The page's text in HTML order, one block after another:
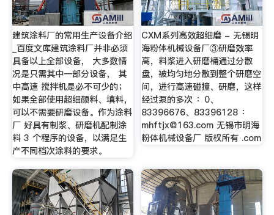
建筑涂料厂的常用生产设备介绍
_百度文库建筑涂料厂并非必须
具备以上全部设备， 大多数情
况是只需其中一部分设备， 其
中高速 搅拌机是必不可少的；
如果全部使用超细颜料、填料，
可以不需要研磨设备。作为涂料
厂 好具有制浆、研磨机配制涂
料 3 个程序的设备，以满足生
产不同档次涂料的要求。
CXM系列高效超细磨 - 无锡明
海粉体机械设备厂③研磨效率
高，料浆进入研磨桶通过分散
盘，被均匀地分散到整个研磨空
间，进行高速碰撞、研磨，这样
经过泵的多次 ：0、
83396676、83396128 ：
mhftjx@163.com 无锡市明海
粉体机械设备厂 版权所有 .com